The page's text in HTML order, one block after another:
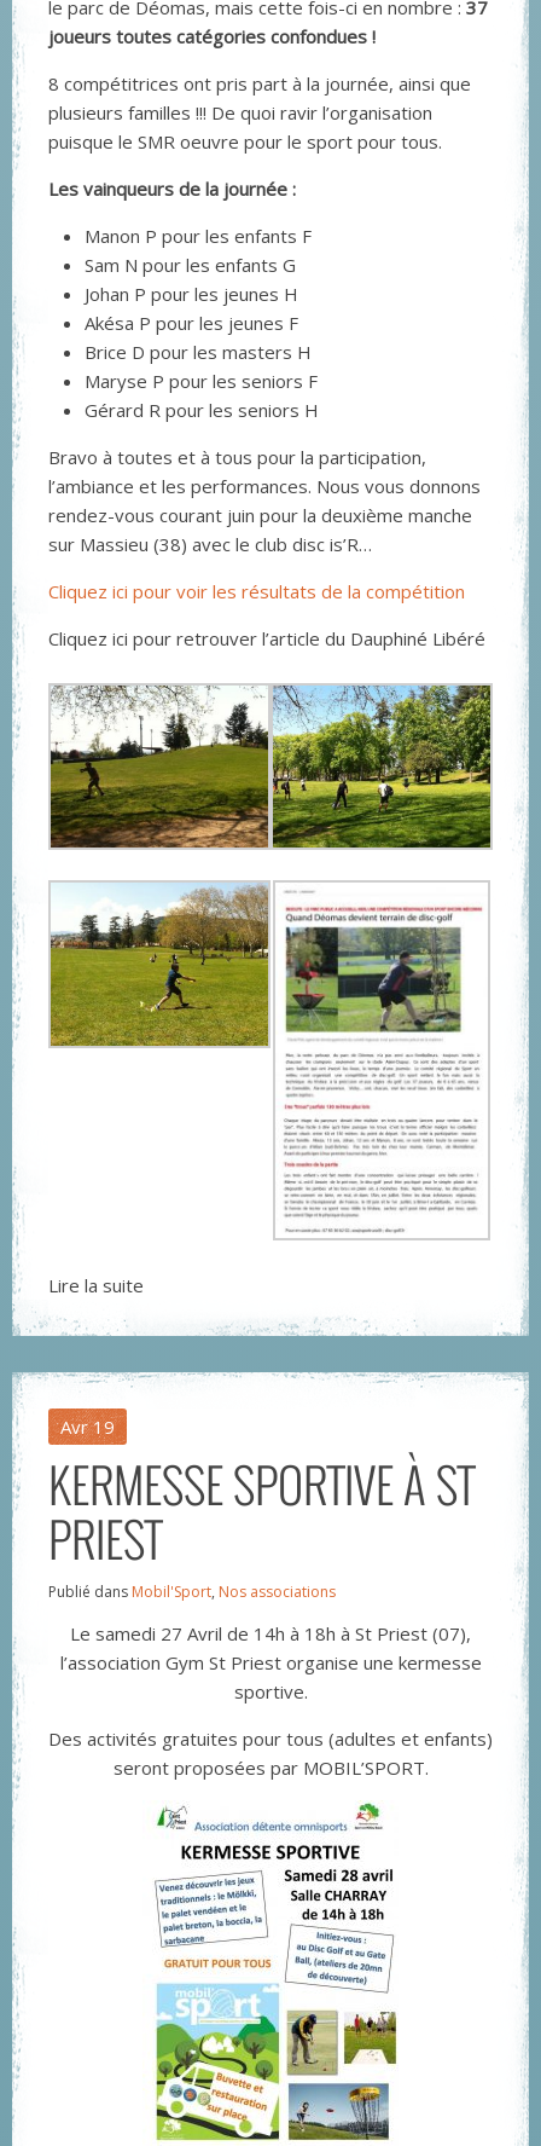
le parc de Déomas, mais cette fois-ci en nombre : 37
joueurs toutes catégories confondues !
8 compétitrices ont pris part à la journée, ainsi que
plusieurs familles !!! De quoi ravir l’organisation
puisque le SMR oeuvre pour le sport pour tous.
Les vainqueurs de la journée :
Manon P pour les enfants F
Sam N pour les enfants G
Johan P pour les jeunes H
Akésa P pour les jeunes F
Brice D pour les masters H
Maryse P pour les seniors F
Gérard R pour les seniors H
Bravo à toutes et à tous pour la participation,
l’ambiance et les performances. Nous vous donnons
rendez-vous courant juin pour la deuxième manche
sur Massieu (38) avec le club disc is’R…
Cliquez ici pour voir les résultats de la compétition
Cliquez ici pour retrouver l’article du Dauphiné Libéré
Lire la suite
Avr 19
KERMESSE SPORTIVE À ST
PRIEST
Publié dans Mobil'Sport, Nos associations
Le samedi 27 Avril de 14h à 18h à St Priest (07),
l’association Gym St Priest organise une kermesse
sportive.
Des activités gratuites pour tous (adultes et enfants)
seront proposées par MOBIL’SPORT.